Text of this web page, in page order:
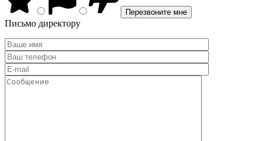
Письмо директору